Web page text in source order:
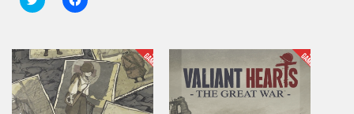
para
em
nova
janela)
para
em
nova
janela)